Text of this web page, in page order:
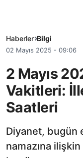
Haberler Bilgi
02 Mayıs 2025 - 09:06
2 Mayıs
Vakitleri:
Saatleri
Diyanet, bugün
namazına